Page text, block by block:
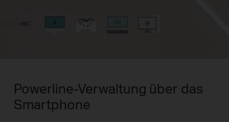
Powerline-Verwaltung über das
Smartphone